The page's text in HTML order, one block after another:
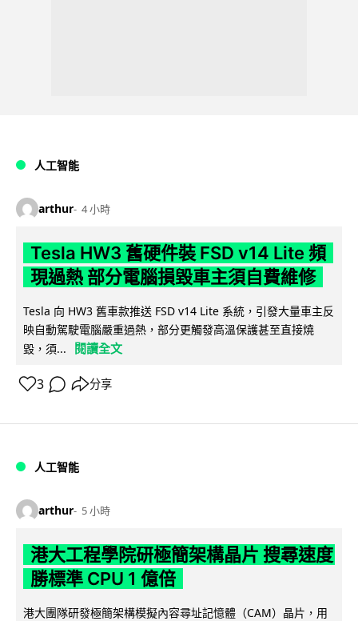
人工智能
arthur 4 小時
Tesla HW3 舊硬件裝 FSD v14 Lite 頻
現過熱 部分電腦損毀車主須自費維修
Tesla 向 HW3 舊車款推送 FSD v14 Lite 系統，引發大量車主反
映自動駕駛電腦嚴重過熱，部分更觸發高溫保護甚至直接燒
毀，須...
閱讀全文
3 分享
人工智能
arthur 5 小時
港大工程學院研極簡架構晶片 搜尋速度
勝標準 CPU 1 億倍
港大團隊研發極簡架構模擬內容尋址記憶體（CAM）晶片，用